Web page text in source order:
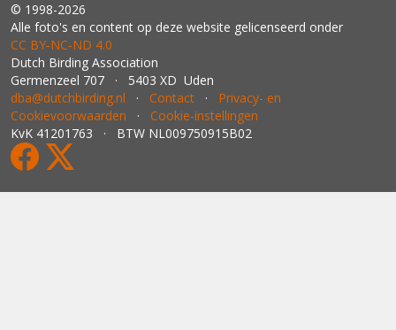
© 1998-2026
Alle foto's en content op deze website gelicenseerd onder
CC BY‑NC‑ND 4.0
Dutch Birding Association
Germenzeel 707 · 5403 XD Uden
dba@dutchbirding.nl · Contact · Privacy- en
Cookievoorwaarden · Cookie-instellingen
KvK 41201763 · BTW NL009750915B02